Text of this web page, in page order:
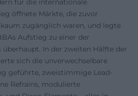
öffnete Märkte, die zuvor
zugänglich waren, und legte
Aufstieg zu einer der
In der zweiten Hälfte der
sich die unverwechselbare
geführte, zweistimmige Lead-
Refrains, modulierte